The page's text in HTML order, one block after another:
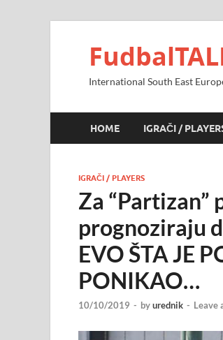
International South East
HOME IGRAČI /
IGRAČI / PLAYERS
Za
prognoziraju
EVO ŠTA JE
PONIKAO…
10/10/2019 - byurednik - Leave